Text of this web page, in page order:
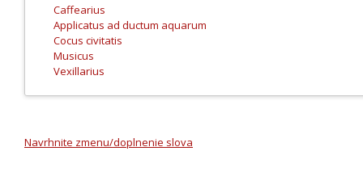
Caffearius
Applicatus ad ductum aquarum
Cocus civitatis
Musicus
Vexillarius
Navrhnite zmenu/doplnenie slova